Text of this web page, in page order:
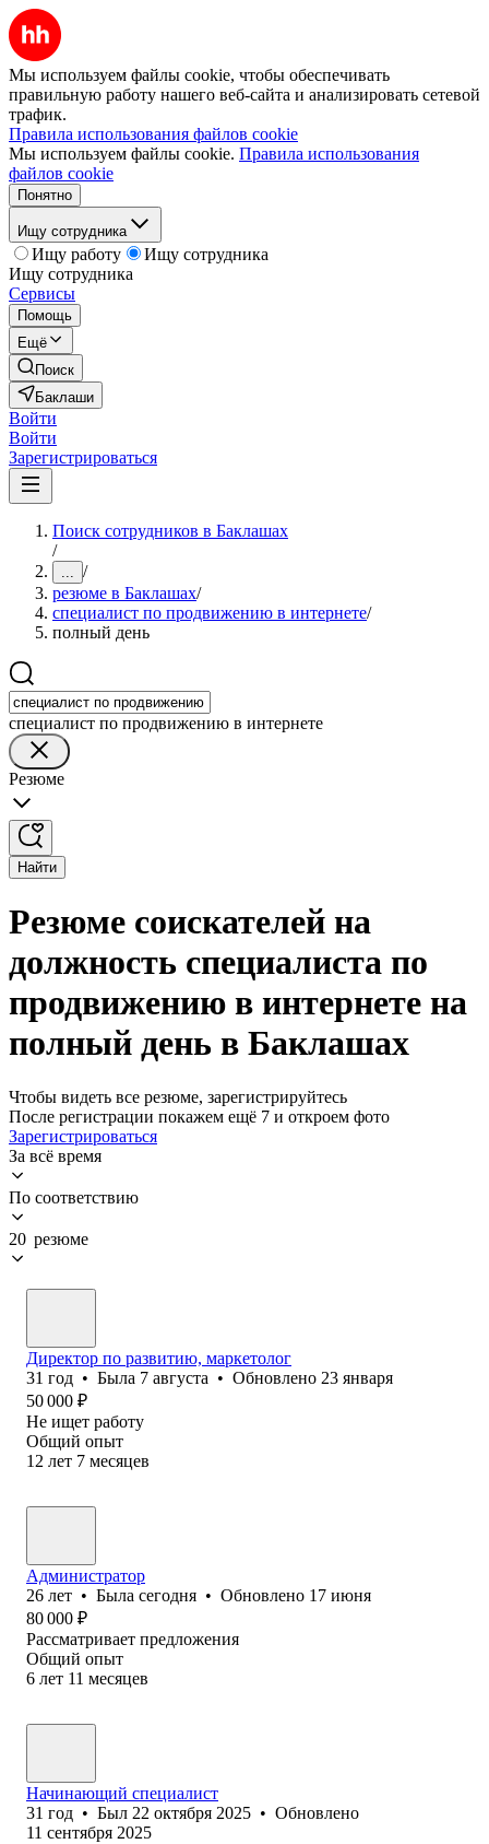
Мы используем файлы cookie, чтобы обеспечивать
правильную работу нашего веб-сайта и анализировать сетевой
трафик.
Правила использования файлов cookie
Мы используем файлы cookie. Правила использования
файлов cookie
Понятно
Ищу сотрудника
Ищу работу
Ищу сотрудника
Ищу сотрудника
Сервисы
Помощь
Ещё
Поиск
Баклаши
Войти
Войти
Зарегистрироваться
Поиск сотрудников в Баклашах
/
... /
резюме в Баклашах/
специалист по продвижению в интернете/
полный день
специалист по продвижению в интернете
Резюме
Найти
Резюме соискателей на
должность специалиста по
продвижению в интернете на
полный день в Баклашах
Чтобы видеть все резюме, зарегистрируйтесь
После регистрации покажем ещё 7 и откроем фото
Зарегистрироваться
За всё время
По соответствию
20 резюме
Директор по развитию, маркетолог
31 год • Была 7 августа • Обновлено 23 января
50 000 ₽
Не ищет работу
Общий опыт
12 лет 7 месяцев
Администратор
26 лет • Была сегодня • Обновлено 17 июня
80 000 ₽
Рассматривает предложения
Общий опыт
6 лет 11 месяцев
Начинающий специалист
31 год • Был 22 октября 2025 • Обновлено
11 сентября 2025